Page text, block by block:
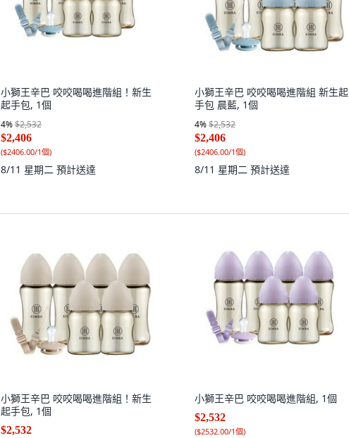
小獅王辛巴 咬咬喝喝進階組！新生
起手包, 1個
4%$2,532
$2,406
($2406.00/1個)
8/11 星期二 預計送達
小獅王辛巴 咬咬喝喝進階組 新生起
手包 晨藍, 1個
4%$2,532
$2,406
($2406.00/1個)
8/11 星期二 預計送達
小獅王辛巴 咬咬喝喝進階組！新生
起手包, 1個
$2,532
小獅王辛巴 咬咬喝喝進階組, 1個
$2,532
($2532.00/1個)